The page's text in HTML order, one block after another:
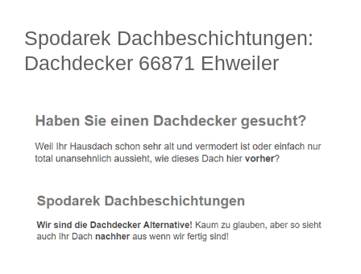
Spodarek Dachbeschichtungen:
Dachdecker 66871 Ehweiler